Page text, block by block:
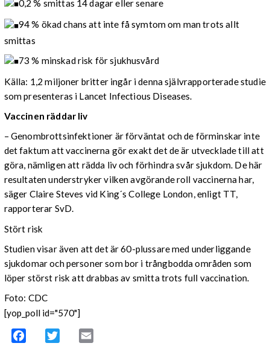
0,2 % smittas 14 dagar eller senare
94 % ökad chans att inte få symtom om man trots allt
smittas
73 % minskad risk för sjukhusvård
Källa: 1,2 miljoner britter ingår i denna självrapporterade studie
som presenteras i Lancet Infectious Diseases.
Vaccinen räddar liv
– Genombrottsinfektioner är förväntat och de förminskar inte
det faktum att vaccinerna gör exakt det de är utvecklade till att
göra, nämligen att rädda liv och förhindra svår sjukdom. De här
resultaten understryker vilken avgörande roll vaccinerna har,
säger Claire Steves vid King´s College London, enligt TT,
rapporterar SvD.
Stört risk
Studien visar även att det är 60-plussare med underliggande
sjukdomar och personer som bor i trångbodda områden som
löper störst risk att drabbas av smitta trots full vaccination.
Foto: CDC
[yop_poll id="570"]
Facebook Twitter